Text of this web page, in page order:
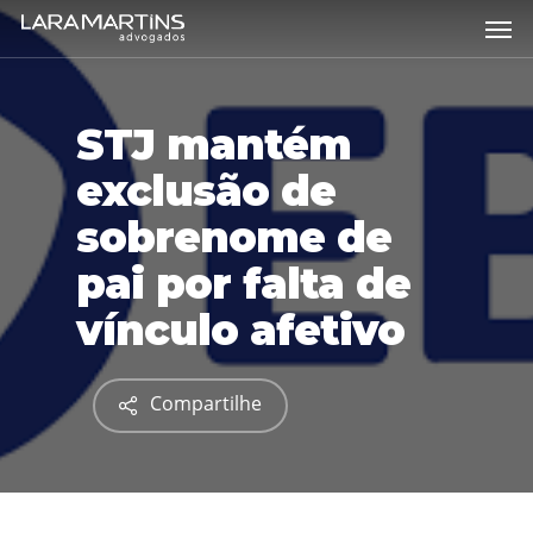
Skip
main
STJ mantém
exclusão de
sobrenome de
pai por falta de
vínculo afetivo
Compartilhe